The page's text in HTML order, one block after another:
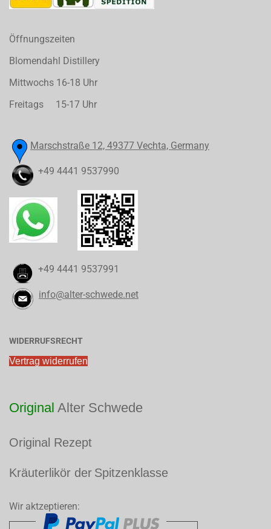
Öffnungszeiten
Blomendahl Distillery
Mittwochs 16-18 Uhr
Freitags 15-17 Uhr
Marschstraße 12, 49377 Vechta, Germany
+49 4441 9537990
+49 4441 9537991
info@alter-schwede.net
WIDERRUFSRECHT
Vertrag widerrufen
Original Alter Schwede
​Original Rezept
Kräuterlikör der Spitzenklasse
Wir aktzeptieren: